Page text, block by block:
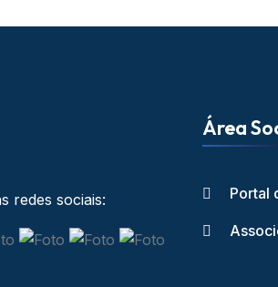
redes sociais:
Área
Portal